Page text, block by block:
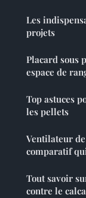
Les
projets
Placard sous
espace de
Top astuces
les pellets
Ventilateur
comparatif
Tout savoir
contre le